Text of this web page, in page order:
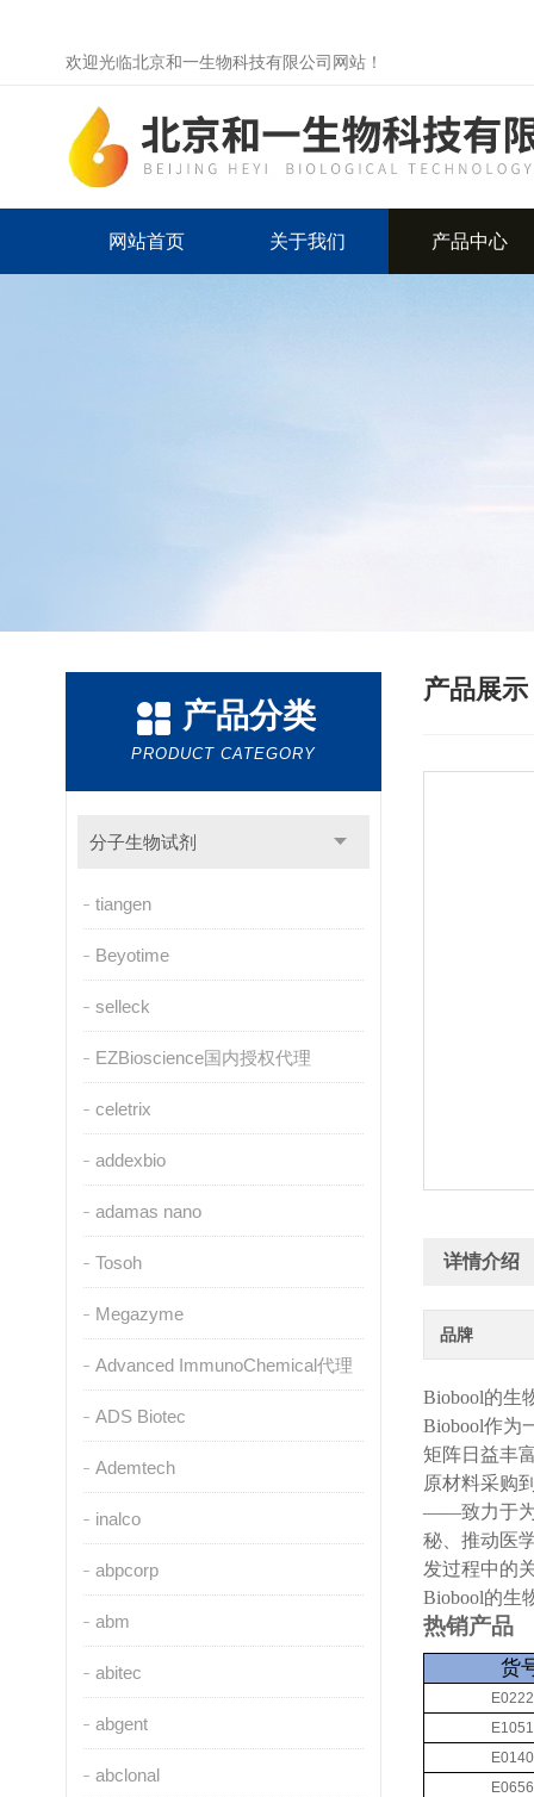
欢迎光临北京和一生物科技有限公司网站！
网站首页 关于我们 产品中心
产品分类
PRODUCT CATEGORY
分子生物试剂
tiangen
Beyotime
selleck
EZBioscience国内授权代理
celetrix
addexbio
adamas nano
Tosoh
Megazyme
Advanced ImmunoChemical代理
ADS Biotec
Ademtech
inalco
abpcorp
abm
abitec
abgent
abclonal
产品展示
详情介绍
品牌
Biobool的生
Biobool作为
矩阵日益丰
原材料采购
——致力于为
秘、推动医
发过程中的
Biobool的生
热销产品
货